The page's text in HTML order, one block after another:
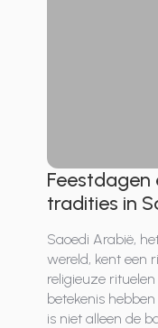
Feestdagen
tradities in
Saoedi Arabië,
wereld, kent een
religieuze
betekenis
is niet alleen de